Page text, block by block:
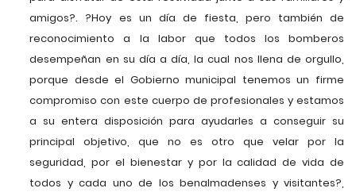
amigos?. ?Hoy es un día de fiesta, pero también de
reconocimiento a la labor que todos los bomberos
desempeñan en su día a día, la cual nos llena de orgullo,
porque desde el Gobierno municipal tenemos un firme
compromiso con este cuerpo de profesionales y estamos
a su entera disposición para ayudarles a conseguir su
principal objetivo, que no es otro que velar por la
seguridad, por el bienestar y por la calidad de vida de
todos y cada uno de los benalmadenses y visitantes?,